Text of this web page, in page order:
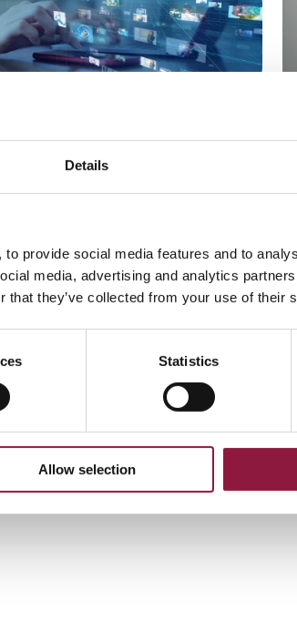
Details
provide social media features and to
media, advertising and analytics
that they’ve collected from your use of their
Statistics
Allow selection
og Android hacket
og besvær: Slik utgjør chat, spill og
en risiko for datainnbrudd på mobilen.
APPLE SAMSUNG